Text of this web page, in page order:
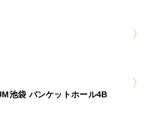
池袋 バンケットホール4B